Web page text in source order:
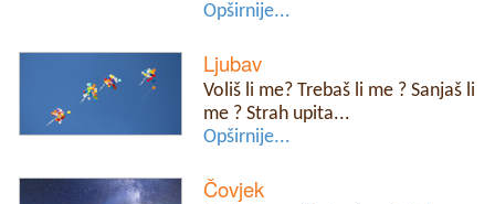
Opširnije...
Ljubav
Voliš li me? Trebaš li me ? Sanjaš li
me ? Strah upita...
Opširnije...
Čovjek